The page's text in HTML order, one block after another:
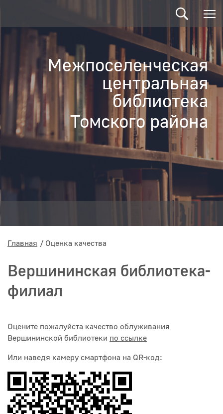
Межпоселенческая
центральная
библиотека
Томского района
Главная Оценка качества
Вершининская библиотека-
филиал
Оцените пожалуйста качество облуживания
Вершининской библиотеки по ссылке
Или наведя камеру смартфона на QR-код: